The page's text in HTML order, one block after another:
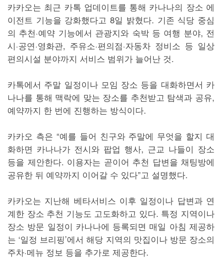
카카오는 최근 카톡 업데이트를 통해 카나나의 장소 에
이전트 기능을 강화했다고 8일 밝혔다. 기존 식당 중심
의 추천·예약 기능에서 관광지와 숙박 등 여행 분야, 전
시·공연·영화관, 주유소·편의점·자동차 정비소 등 일상
편의시설 분야까지 서비스 범위가 늘어난 것.
카톡에서 주말 일정이나 모임 장소 등을 대화하면서 카
나나를 통해 맥락에 맞는 장소를 추천받고 탐색과 공유,
예약까지 한 번에 진행하는 방식이다.
카카오 측은 “예를 들어 친구와 주말에 무엇을 할지 대
화하면 카나나가 전시와 팝업 행사, 근교 나들이 장소
등을 제안한다. 이용자는 곧이어 추천 답변을 채팅방에
공유한 뒤 예약까지 이어갈 수 있다”고 설명했다.
카카오는 지난해 베타서비스 이후 일정이나 답변과 연
계한 장소 추천 기능도 고도화하고 있다. 특정 지역이나
장소 방문 일정이 카나나에 등록되면 매일 아침 제공하
는 ‘일정 브리핑’에서 해당 지역의 맛집이나 방문 장소의
주차·메뉴 정보 등을 추가로 제공한다.